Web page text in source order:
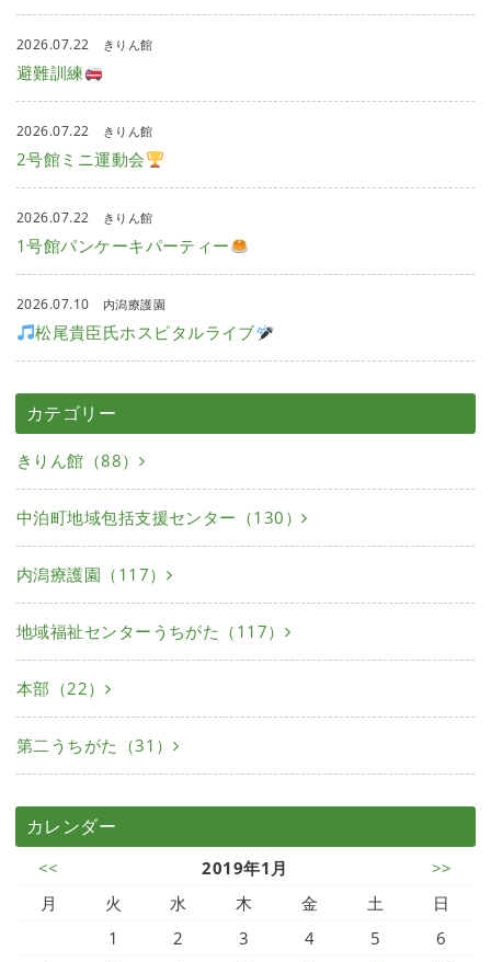
2026.07.22 きりん館
避難訓練
2026.07.22 きりん館
2号館ミニ運動会
2026.07.22 きりん館
1号館パンケーキパーティー
2026.07.10 内潟療護園
松尾貴臣氏ホスピタルライブ
カテゴリー
きりん館（88）
中泊町地域包括支援センター（130）
内潟療護園（117）
地域福祉センターうちがた（117）
本部（22）
第二うちがた（31）
カレンダー
<< 2019年1月
>>
月
火 水 木 金 土
日
1
2 3 4 5
6